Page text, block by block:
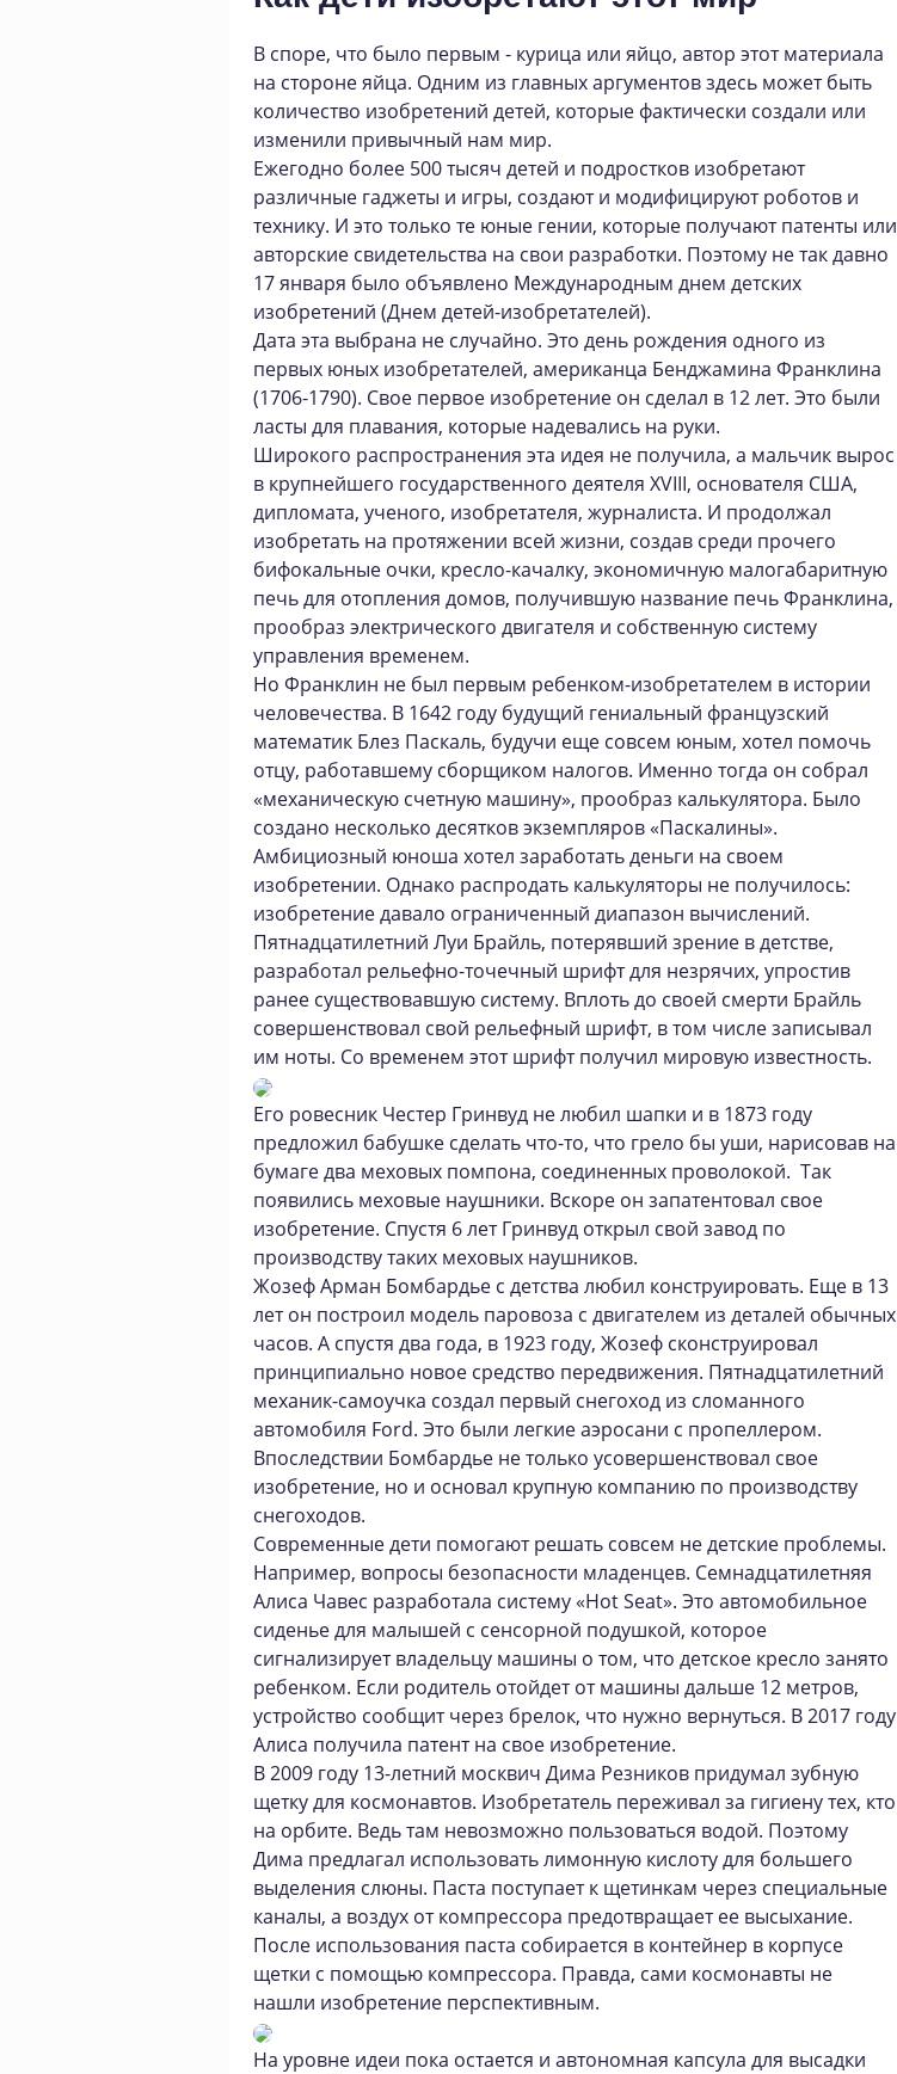
В споре, что было первым - курица или яйцо, автор этот материала
на стороне яйца. Одним из главных аргументов здесь может быть
количество изобретений детей, которые фактически создали или
изменили привычный нам мир.
Ежегодно более 500 тысяч детей и подростков изобретают
различные гаджеты и игры, создают и модифицируют роботов и
технику. И это только те юные гении, которые получают патенты или
авторские свидетельства на свои разработки. Поэтому не так давно
17 января было объявлено Международным днем детских
изобретений (Днем детей-изобретателей).
Дата эта выбрана не случайно. Это день рождения одного из
первых юных изобретателей, американца Бенджамина Франклина
(1706-1790). Свое первое изобретение он сделал в 12 лет. Это были
ласты для плавания, которые надевались на руки.
Широкого распространения эта идея не получила, а мальчик вырос
в крупнейшего государственного деятеля XVIII, основателя США,
дипломата, ученого, изобретателя, журналиста. И продолжал
изобретать на протяжении всей жизни, создав среди прочего
бифокальные очки, кресло-качалку, экономичную малогабаритную
печь для отопления домов, получившую название печь Франклина,
прообраз электрического двигателя и собственную систему
управления временем.
Но Франклин не был первым ребенком-изобретателем в истории
человечества. В 1642 году будущий гениальный французский
математик Блез Паскаль, будучи еще совсем юным, хотел помочь
отцу, работавшему сборщиком налогов. Именно тогда он собрал
«механическую счетную машину», прообраз калькулятора. Было
создано несколько десятков экземпляров «Паскалины».
Амбициозный юноша хотел заработать деньги на своем
изобретении. Однако распродать калькуляторы не получилось:
изобретение давало ограниченный диапазон вычислений.
Пятнадцатилетний Луи Брайль, потерявший зрение в детстве,
разработал рельефно-точечный шрифт для незрячих, упростив
ранее существовавшую систему. Вплоть до своей смерти Брайль
совершенствовал свой рельефный шрифт, в том числе записывал
им ноты. Со временем этот шрифт получил мировую известность.
Его ровесник Честер Гринвуд не любил шапки и в 1873 году
предложил бабушке сделать что-то, что грело бы уши, нарисовав на
бумаге два меховых помпона, соединенных проволокой. Так
появились меховые наушники. Вскоре он запатентовал свое
изобретение. Спустя 6 лет Гринвуд открыл свой завод по
производству таких меховых наушников.
Жозеф Арман Бомбардье с детства любил конструировать. Еще в 13
лет он построил модель паровоза с двигателем из деталей обычных
часов. А спустя два года, в 1923 году, Жозеф сконструировал
принципиально новое средство передвижения. Пятнадцатилетний
механик-самоучка создал первый снегоход из сломанного
автомобиля Ford. Это были легкие аэросани с пропеллером.
Впоследствии Бомбардье не только усовершенствовал свое
изобретение, но и основал крупную компанию по производству
снегоходов.
Современные дети помогают решать совсем не детские проблемы.
Например, вопросы безопасности младенцев. Семнадцатилетняя
Алиса Чавес разработала систему «Hot Seat». Это автомобильное
сиденье для малышей с сенсорной подушкой, которое
сигнализирует владельцу машины о том, что детское кресло занято
ребенком. Если родитель отойдет от машины дальше 12 метров,
устройство сообщит через брелок, что нужно вернуться. В 2017 году
Алиса получила патент на свое изобретение.
В 2009 году 13-летний москвич Дима Резников придумал зубную
щетку для космонавтов. Изобретатель переживал за гигиену тех, кто
на орбите. Ведь там невозможно пользоваться водой. Поэтому
Дима предлагал использовать лимонную кислоту для большего
выделения слюны. Паста поступает к щетинкам через специальные
каналы, а воздух от компрессора предотвращает ее высыхание.
После использования паста собирается в контейнер в корпусе
щетки с помощью компрессора. Правда, сами космонавты не
нашли изобретение перспективным.
На уровне идеи пока остается и автономная капсула для высадки